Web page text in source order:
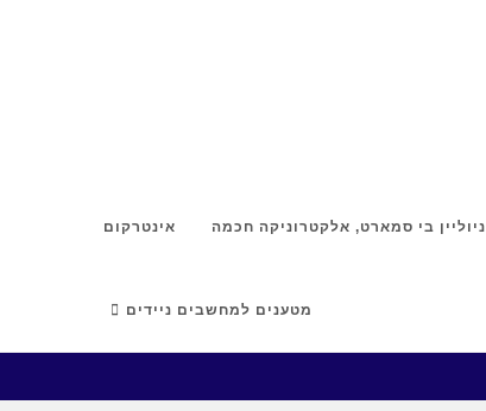
אינטרקום ניוליין בי סמארט, אלקטרוניקה חכמה
מטענים למחשבים ניידיםTOGGLE